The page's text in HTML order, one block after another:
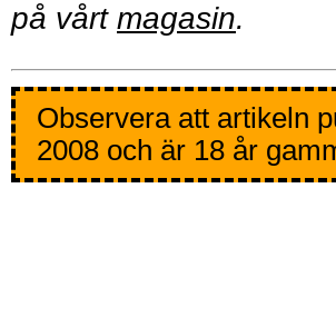
på vårt magasin.
Observera att artikeln
2008 och är 18 år